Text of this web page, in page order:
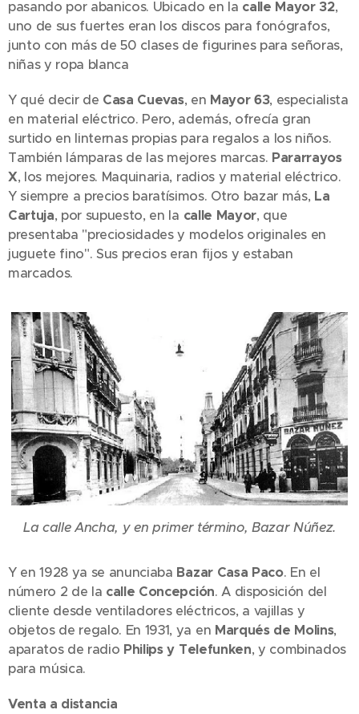
pasando por abanicos. Ubicado en la calle Mayor 32,
uno de sus fuertes eran los discos para fonógrafos,
junto con más de 50 clases de figurines para señoras,
niñas y ropa blanca
Y qué decir de Casa Cuevas, en Mayor 63, especialista
en material eléctrico. Pero, además, ofrecía gran
surtido en linternas propias para regalos a los niños.
También lámparas de las mejores marcas. Pararrayos
X, los mejores. Maquinaria, radios y material eléctrico.
Y siempre a precios baratísimos. Otro bazar más, La
Cartuja, por supuesto, en la calle Mayor, que
presentaba "preciosidades y modelos originales en
juguete fino". Sus precios eran fijos y estaban
marcados.
La calle Ancha, y en primer término, Bazar Núñez.
Y en 1928 ya se anunciaba Bazar Casa Paco. En el
número 2 de la calle Concepción. A disposición del
cliente desde ventiladores eléctricos, a vajillas y
objetos de regalo. En 1931, ya en Marqués de Molins,
aparatos de radio Philips y Telefunken, y combinados
para música.
Venta a distancia